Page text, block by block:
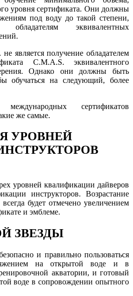
уровня сертификата. Они должны
под воду до такой степени,
обладателям эквивалентных
является получение обладателем
C.M.A.S. эквивалентного
Однако они должны быть
обучаться на следующий, более
сертификатов
же самые.
УРОВНЕЙ
уровней квалификации дайверов
инструкторов. Возрастание
будет отмечено увеличением
и эмблеме.
ЗВЕЗДЫ
и правильно пользоваться
на открытой воде и в
акватории, и готовый
воде в сопровождении опытного